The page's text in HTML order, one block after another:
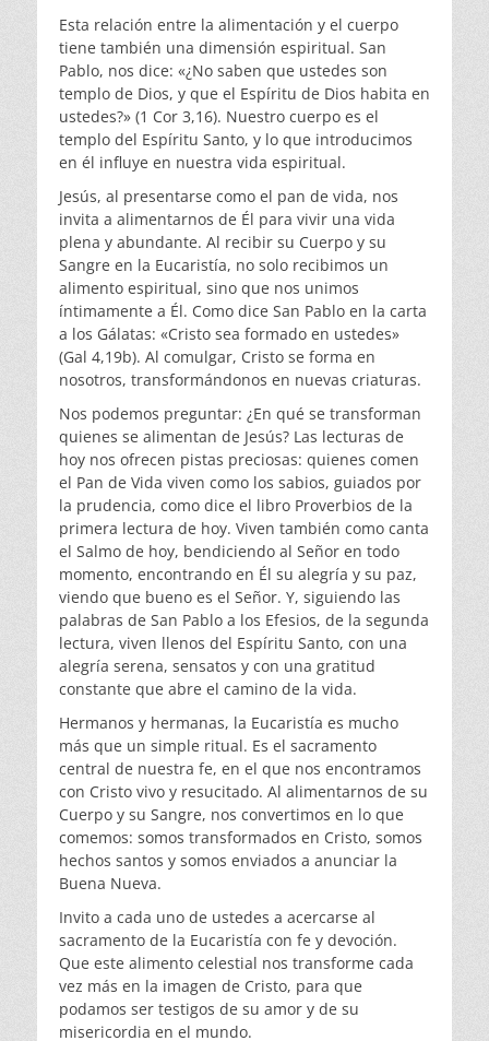
Esta relación entre la alimentación y el cuerpo
tiene también una dimensión espiritual. San
Pablo, nos dice: «¿No saben que ustedes son
templo de Dios, y que el Espíritu de Dios habita en
ustedes?» (1 Cor 3,16). Nuestro cuerpo es el
templo del Espíritu Santo, y lo que introducimos
en él influye en nuestra vida espiritual.
Jesús, al presentarse como el pan de vida, nos
invita a alimentarnos de Él para vivir una vida
plena y abundante. Al recibir su Cuerpo y su
Sangre en la Eucaristía, no solo recibimos un
alimento espiritual, sino que nos unimos
íntimamente a Él. Como dice San Pablo en la carta
a los Gálatas: «Cristo sea formado en ustedes»
(Gal 4,19b). Al comulgar, Cristo se forma en
nosotros, transformándonos en nuevas criaturas.
Nos podemos preguntar: ¿En qué se transforman
quienes se alimentan de Jesús? Las lecturas de
hoy nos ofrecen pistas preciosas: quienes comen
el Pan de Vida viven como los sabios, guiados por
la prudencia, como dice el libro Proverbios de la
primera lectura de hoy. Viven también como canta
el Salmo de hoy, bendiciendo al Señor en todo
momento, encontrando en Él su alegría y su paz,
viendo que bueno es el Señor. Y, siguiendo las
palabras de San Pablo a los Efesios, de la segunda
lectura, viven llenos del Espíritu Santo, con una
alegría serena, sensatos y con una gratitud
constante que abre el camino de la vida.
Hermanos y hermanas, la Eucaristía es mucho
más que un simple ritual. Es el sacramento
central de nuestra fe, en el que nos encontramos
con Cristo vivo y resucitado. Al alimentarnos de su
Cuerpo y su Sangre, nos convertimos en lo que
comemos: somos transformados en Cristo, somos
hechos santos y somos enviados a anunciar la
Buena Nueva.
Invito a cada uno de ustedes a acercarse al
sacramento de la Eucaristía con fe y devoción.
Que este alimento celestial nos transforme cada
vez más en la imagen de Cristo, para que
podamos ser testigos de su amor y de su
misericordia en el mundo.